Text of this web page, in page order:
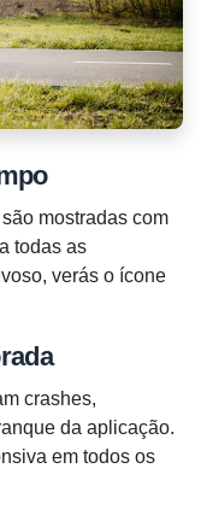
mostradas com
todas as
verás o ícone
crashes,
da aplicação.
em todos os